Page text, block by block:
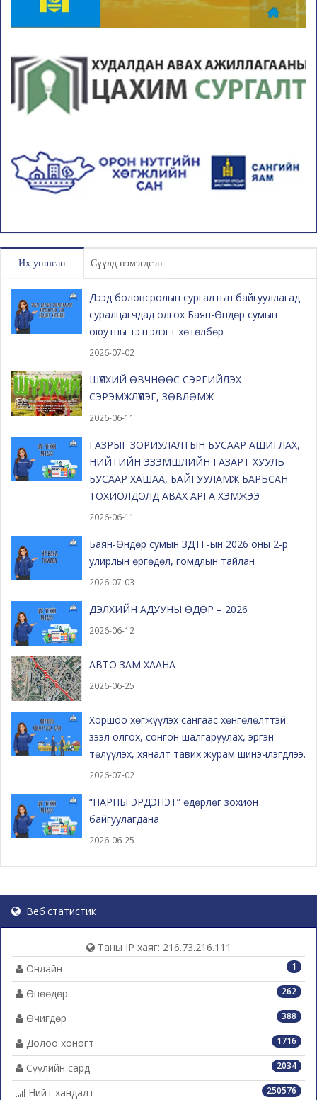
Их уншсан Сүүлд нэмэгдсэн
Дээд боловсролын сургалтын байгууллагад
суралцагчдад олгох Баян-Өндөр сумын
оюутны тэтгэлэгт хөтөлбөр
2026-07-02
ШҮЛХИЙ ӨВЧНӨӨС СЭРГИЙЛЭХ
СЭРЭМЖЛҮҮЛЭГ, ЗӨВЛӨМЖ
2026-06-11
ГАЗРЫГ ЗОРИУЛАЛТЫН БУСААР АШИГЛАХ,
НИЙТИЙН ЭЗЭМШЛИЙН ГАЗАРТ ХУУЛЬ
БУСААР ХАШАА, БАЙГУУЛАМЖ БАРЬСАН
ТОХИОЛДОЛД АВАХ АРГА ХЭМЖЭЭ
2026-06-11
Баян-Өндөр сумын ЗДТГ-ын 2026 оны 2-р
улирлын өргөдөл, гомдлын тайлан
2026-07-03
ДЭЛХИЙН АДУУНЫ ӨДӨР – 2026
2026-06-12
АВТО ЗАМ ХААНА
2026-06-25
Хоршоо хөгжүүлэх сангаас хөнгөлөлттэй
зээл олгох, сонгон шалгаруулах, эргэн
төлүүлэх, хяналт тавих журам шинэчлэгдлээ.
2026-07-02
“НАРНЫ ЭРДЭНЭТ” өдөрлөг зохион
байгуулагдана
2026-06-25
Веб статистик
Таны IP хаяг: 216.73.216.111
1
Онлайн
262
Өнөөдөр
388
Өчигдөр
1716
Долоо хоногт
2034
Сүүлийн сард
250576
Нийт хандалт